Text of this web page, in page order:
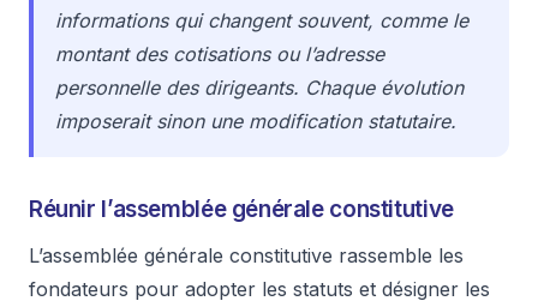
informations qui changent souvent, comme le
montant des cotisations ou l’adresse
personnelle des dirigeants. Chaque évolution
imposerait sinon une modification statutaire.
Réunir l’assemblée générale constitutive
L’assemblée générale constitutive rassemble les
fondateurs pour adopter les statuts et désigner les